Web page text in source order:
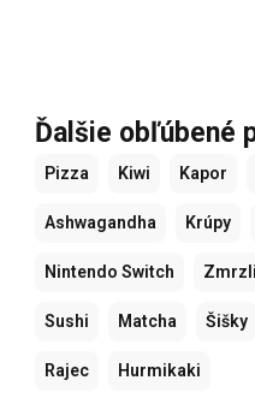
Ďalšie obľúbené
Pizza Kiwi Kapor
Ashwagandha Krúpy
Nintendo Switch
Sushi Matcha Šišky
Rajec Hurmikaki